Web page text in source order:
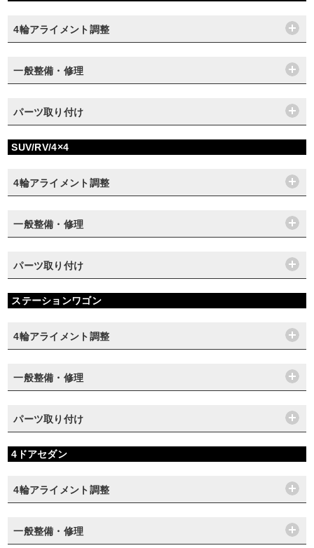
4輪アライメント調整
一般整備・修理
パーツ取り付け
SUV/RV/4×4
4輪アライメント調整
一般整備・修理
パーツ取り付け
ステーションワゴン
4輪アライメント調整
一般整備・修理
パーツ取り付け
4ドアセダン
4輪アライメント調整
一般整備・修理